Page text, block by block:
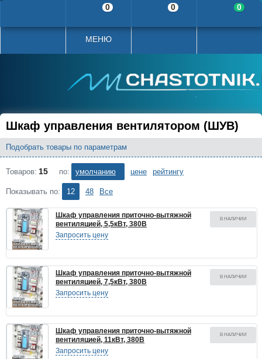
МЕНЮ
Шкаф управления вентилятором (ШУВ)
Подобрать товары по параметрам
Товаров: 15
Сортировать по: умолчанию цене рейтингу
Показывать по: 12 48 Все
Шкаф управления приточно-вытяжной
вентиляцией, 5,5кВт, 380В
Запросить цену
В НАЛИЧИИ
Шкаф управления приточно-вытяжной
вентиляцией, 7,5кВт, 380В
Запросить цену
В НАЛИЧИИ
Шкаф управления приточно-вытяжной
вентиляцией, 11кВт, 380В
Запросить цену
В НАЛИЧИИ
0 0 0